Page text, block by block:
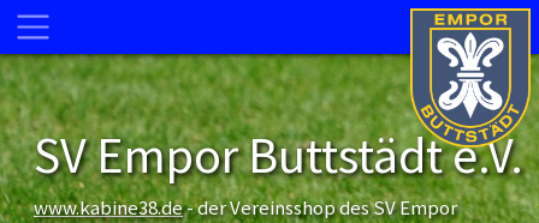
SV Empor Buttstädt e.V.
www.kabine38.de- der Vereinsshop des SV Empor